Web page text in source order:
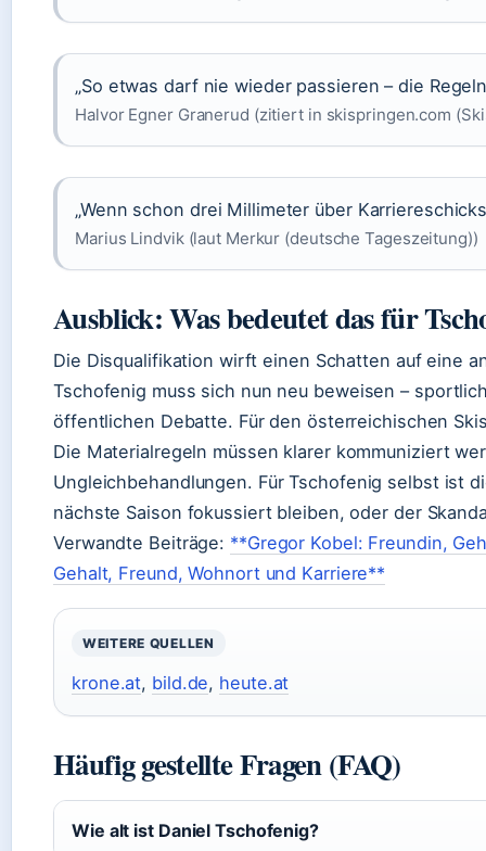
„So etwas darf nie wieder passieren – die
Halvor Egner Granerud (zitiert in skispringen.com
„Wenn schon drei Millimeter über
Marius Lindvik (laut Merkur (deutsche Tageszeitung))
Ausblick: Was bedeutet das für
Die Disqualifikation wirft einen Schatten auf eine
Tschofenig muss sich nun neu beweisen –
öffentlichen Debatte. Für den österreichischen
Die Materialregeln müssen klarer kommuniziert
Ungleichbehandlungen. Für Tschofenig selbst ist
nächste Saison fokussiert bleiben, oder der
Verwandte Beiträge: **Gregor Kobel: Freundin,
Gehalt, Freund, Wohnort und Karriere**
WEITERE QUELLEN
krone.at, bild.de, heute.at
Häufig gestellte Fragen (FAQ)
Wie alt ist Daniel Tschofenig?